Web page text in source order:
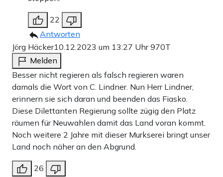
22
Antworten
Jörg Häcker10.12.2023 um 13:27 Uhr970T
Melden
Besser nicht regieren als falsch regieren waren
damals die Wort von C. Lindner. Nun Herr Lindner,
erinnern sie sich daran und beenden das Fiasko.
Diese Dilettanten Regierung sollte zügig den Platz
räumen für Neuwahlen damit das Land voran kommt.
Noch weitere 2 Jahre mit dieser Murkserei bringt unser
Land noch näher an den Abgrund.
26